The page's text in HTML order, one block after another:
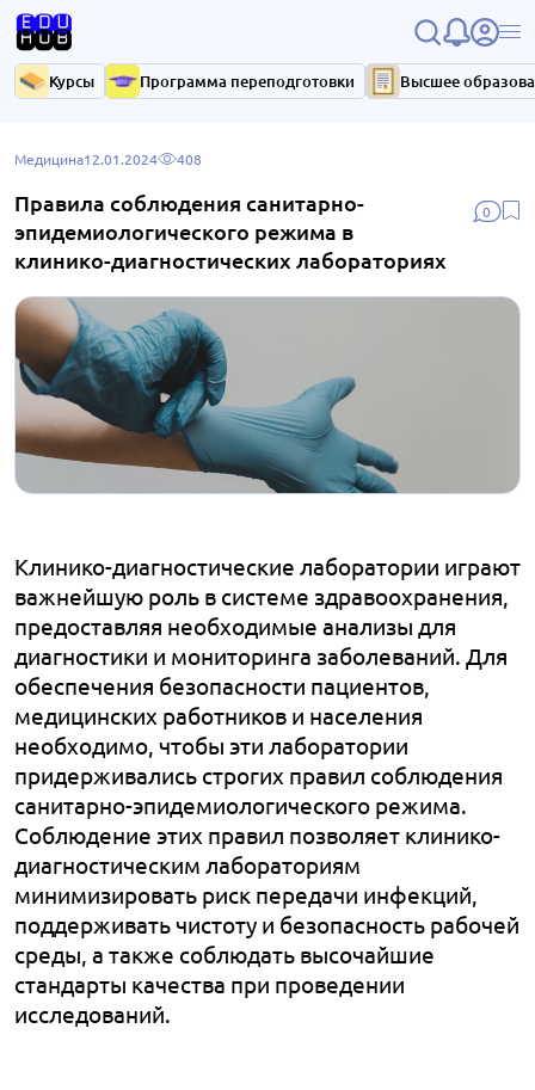
Курсы Программа переподготовки Высшее
0
Медицина12.01.2024 408
Правила соблюдения санитарно-
эпидемиологического режима в
клинико-диагностических лабораториях
Клинико-диагностические лаборатории играют
важнейшую роль в системе здравоохранения,
предоставляя необходимые анализы для
диагностики и мониторинга заболеваний. Для
обеспечения безопасности пациентов,
медицинских работников и населения
необходимо, чтобы эти лаборатории
придерживались строгих правил соблюдения
санитарно-эпидемиологического режима.
Соблюдение этих правил позволяет клинико-
диагностическим лабораториям
минимизировать риск передачи инфекций,
поддерживать чистоту и безопасность рабочей
среды, а также соблюдать высочайшие
стандарты качества при проведении
исследований.